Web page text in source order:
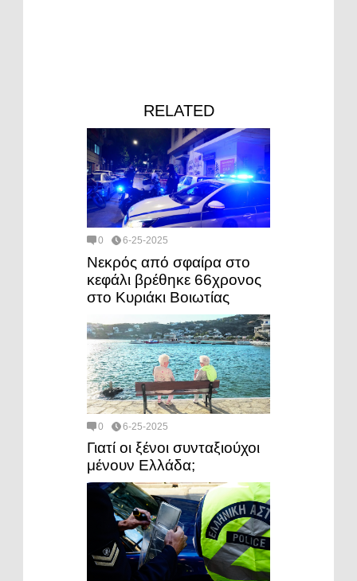
RELATED
0 6-25-2025
Νεκρός από σφαίρα στο
κεφάλι βρέθηκε 66χρονος
στο Κυριάκι Βοιωτίας
0 6-25-2025
Γιατί οι ξένοι συνταξιούχοι
μένουν Ελλάδα;